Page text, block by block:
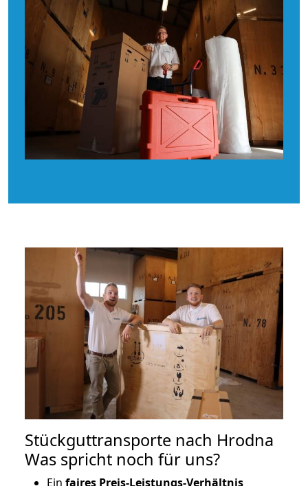
Stückguttransporte nach Hrodna
Was spricht noch für uns?
Ein faires Preis-Leistungs-Verhältnis